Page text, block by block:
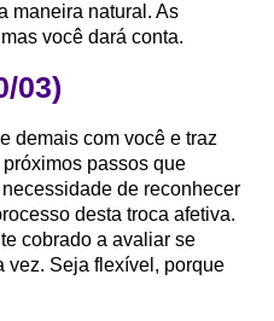
maneira natural. As
você dará conta.
03)
demais com você e traz
passos que
de reconhecer
desta troca afetiva.
cobrado a avaliar se
vez. Seja flexível, porque